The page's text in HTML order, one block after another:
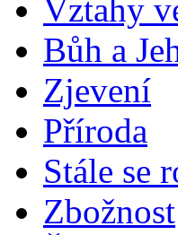
Vztahy
Bůh a
Zjevení
Příroda
Stále se
Zbožnost